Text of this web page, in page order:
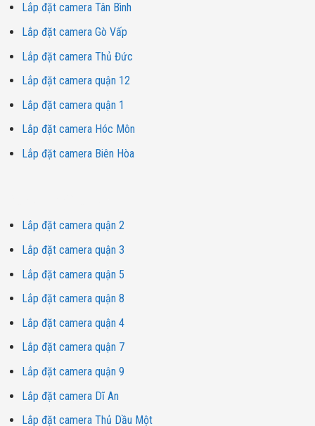
Lắp đặt camera Tân Bình
Lắp đặt camera Gò Vấp
Lắp đặt camera Thủ Đức
Lắp đặt camera quận 12
Lắp đặt camera quận 1
Lắp đặt camera Hóc Môn
Lắp đặt camera Biên Hòa
Lắp đặt camera quận 2
Lắp đặt camera quận 3
Lắp đặt camera quận 5
Lắp đặt camera quận 8
Lắp đặt camera quận 4
Lắp đặt camera quận 7
Lắp đặt camera quận 9
Lắp đặt camera Dĩ An
Lắp đặt camera Thủ Dầu Một